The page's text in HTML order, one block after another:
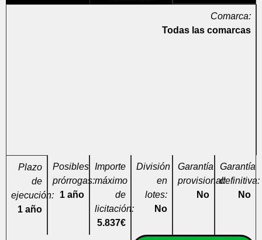
Comarca:
Todas las comarcas
Plazo
de
ejecución:
1 año
Posibles
prórrogas:
1 año
Importe
máximo
de
licitación:
5.837€
División
en
lotes:
No
Garantía
provisional:
No
Garantía
definitiva:
No